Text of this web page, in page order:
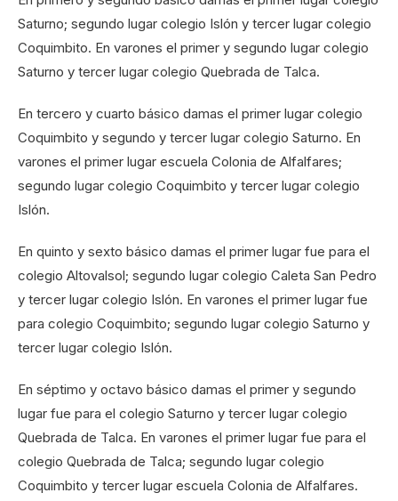
Saturno; segundo lugar colegio Islón y tercer lugar colegio
Coquimbito. En varones el primer y segundo lugar colegio
Saturno y tercer lugar colegio Quebrada de Talca.
En tercero y cuarto básico damas el primer lugar colegio
Coquimbito y segundo y tercer lugar colegio Saturno. En
varones el primer lugar escuela Colonia de Alfalfares;
segundo lugar colegio Coquimbito y tercer lugar colegio
Islón.
En quinto y sexto básico damas el primer lugar fue para el
colegio Altovalsol; segundo lugar colegio Caleta San Pedro
y tercer lugar colegio Islón. En varones el primer lugar fue
para colegio Coquimbito; segundo lugar colegio Saturno y
tercer lugar colegio Islón.
En séptimo y octavo básico damas el primer y segundo
lugar fue para el colegio Saturno y tercer lugar colegio
Quebrada de Talca. En varones el primer lugar fue para el
colegio Quebrada de Talca; segundo lugar colegio
Coquimbito y tercer lugar escuela Colonia de Alfalfares.